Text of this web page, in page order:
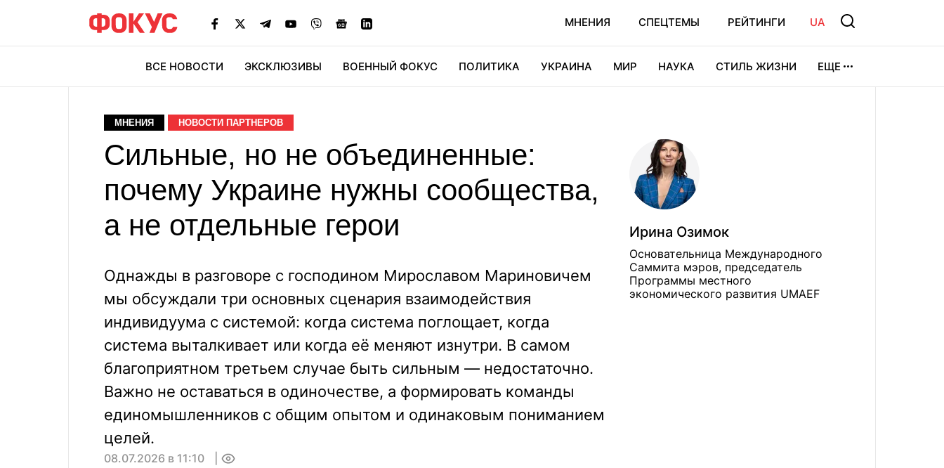
МНЕНИЯ СПЕЦТЕМЫ РЕЙТИНГИ UA
ВСЕ НОВОСТИ ЭКСКЛЮЗИВЫ ВОЕННЫЙ ФОКУС ПОЛИТИКА УКРАИНА МИР НАУКА СТИЛЬ ЖИЗНИ ЕЩЕ
МНЕНИЯ НОВОСТИ ПАРТНЕРОВ
Сильные, но не объединенные:
почему Украине нужны сообщества,
а не отдельные герои
Однажды в разговоре с господином Мирославом Мариновичем
мы обсуждали три основных сценария взаимодействия
индивидуума с системой: когда система поглощает, когда
система выталкивает или когда её меняют изнутри. В самом
благоприятном третьем случае быть сильным — недостаточно.
Важно не оставаться в одиночестве, а формировать команды
единомышленников с общим опытом и одинаковым пониманием
целей.
Ирина Озимок
Основательница Международного
Саммита мэров, председатель
Программы местного
экономического развития UMAEF
08.07.2026 в 11:10